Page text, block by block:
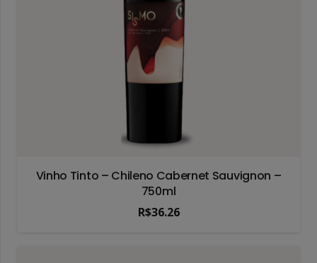
Vinho Tinto – Chileno Cabernet Sauvignon –
750ml
R$36.26